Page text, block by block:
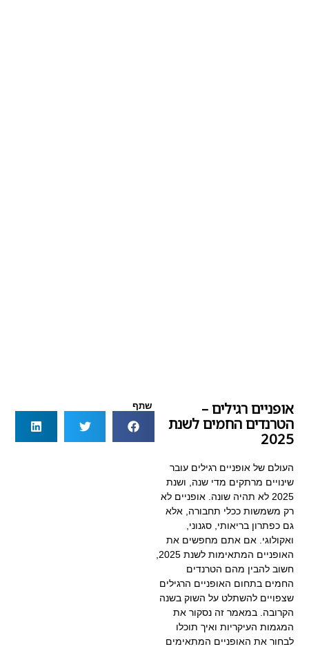
אופניים רגילים –
הטרנדים החמים לשנת
2025
העולם של אופניים רגילים עובר
שינויים מרתקים מדי שנה, ושנת
2025 לא תהיה שונה. אופניים לא
רק משמשות ככלי תחבורה, אלא
גם כפתרון בריאותי, סגנוני,
ואקולוגי. אם אתם מחפשים את
חשוב להבין מהם הטרנדים
החמים בתחום האופניים הרגילים
שצפויים להשתלט על השוק בשנה
הקרובה. במאמר זה נסקור את
המגמות העיקריות ואיך תוכלו
לבחור את האופניים המתאימים
שתף